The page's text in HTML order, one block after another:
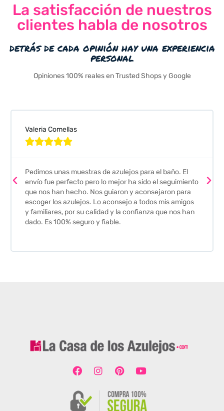
La satisfacción de nuestros
clientes habla de nosotros
detrás de cada opinión hay una experiencia
personal
Opiniones 100% reales en Trusted Shops y Google
Valeria Comellas

Pedimos unas muestras de azulejos para el baño. El
envío fue perfecto pero lo mejor ha sido el seguimiento
que nos han hecho. Nos guiaron y aconsejaron para
escoger los azulejos. Lo aconsejo a todos mis amigos
y familiares, por su calidad y la confianza que nos han
dado. Es 100% seguro y fiable.